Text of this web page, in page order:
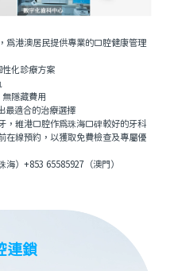
為港澳居民提供專業的口腔健康管理
性化診療方案
無隱藏費用
最適合的治療選擇
，維港口腔作為珠海口碑較好的牙科
在線預約，以獲取免費檢查及專屬優
）+853 65585927（澳門）
連鎖